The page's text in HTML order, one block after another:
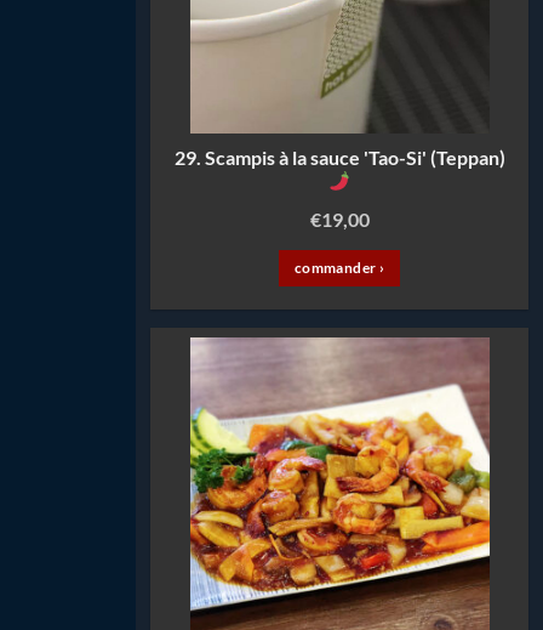
29. Scampis à la sauce 'Tao-Si' (Teppan)
€19,00
commander ›